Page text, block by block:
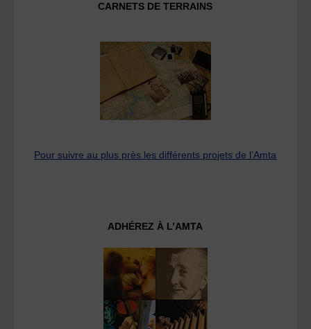
CARNETS DE TERRAINS
Pour suivre au plus près les différents projets de l’Amta
ADHÉREZ À L’AMTA